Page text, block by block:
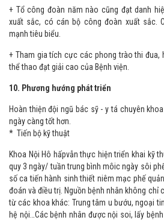
+ Tổ công đoàn năm nào cũng đạt danh
xuất sắc, có cán bộ công đoàn xuất sắc.
mạnh tiêu biểu.
+ Tham gia tích cực các phong trào thi đua,
thể thao đạt giải cao của Bệnh viện.
10. Phương hướng phát triển
Hoàn thiện đội ngũ bác sỹ - y tá chuyên
ngày càng tốt hơn.
* Tiến bộ kỹ thuật
Khoa Nội Hô hấpvẫn thực hiện triển khai kỹ
quy 3 ngày/ tuần trung bình môic ngày sôi
số ca tiến hành sinh thiết niêm mạc phế
đoán và điều trị. Nguồn bệnh nhân không chỉ
từ các khoa khác: Trung tâm u bướu, ngoại
hệ nội…Các bệnh nhân được nội soi, lấy